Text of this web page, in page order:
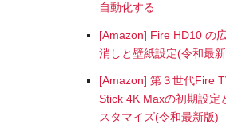
自動化する
[Amazon] Fire HD10 の
消しと壁紙設定(令和最
[Amazon] 第３世代Fire
Stick 4K Maxの初期設定
スタマイズ(令和最新版)